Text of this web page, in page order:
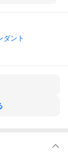
ダント